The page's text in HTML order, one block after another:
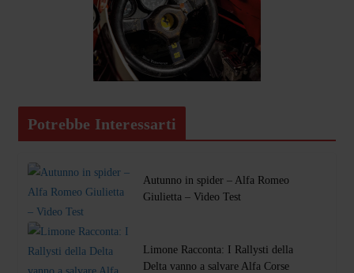
Potrebbe Interessarti
Autunno in spider – Alfa Romeo
Giulietta – Video Test
Limone Racconta: I Rallysti della
Delta vanno a salvare Alfa Corse